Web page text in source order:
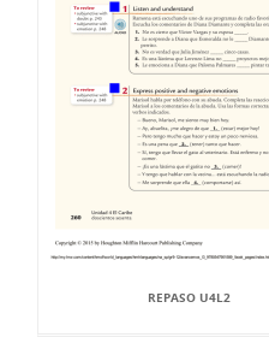
REPASO U4L2